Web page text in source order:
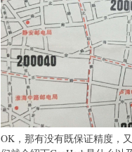
OK，那有没有既保证精度，